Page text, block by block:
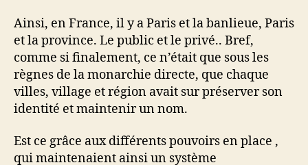
Ainsi, en France, il y a Paris et la banlieue, Paris
et la province. Le public et le privé.. Bref,
comme si finalement, ce n’était que sous les
règnes de la monarchie directe, que chaque
villes, village et région avait sur préserver son
identité et maintenir un nom.
Est ce grâce aux différents pouvoirs en place ,
qui maintenaient ainsi un système